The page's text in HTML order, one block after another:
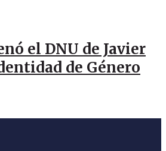
el DNU de Javier
de Género